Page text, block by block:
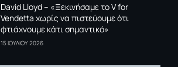
David Lloyd – «Ξεκινήσαμε το V for
Vendetta χωρίς να πιστεύουμε ότι
φτιάχνουμε κάτι σημαντικό»
15 ΙΟΥΛΙΟΥ 2026